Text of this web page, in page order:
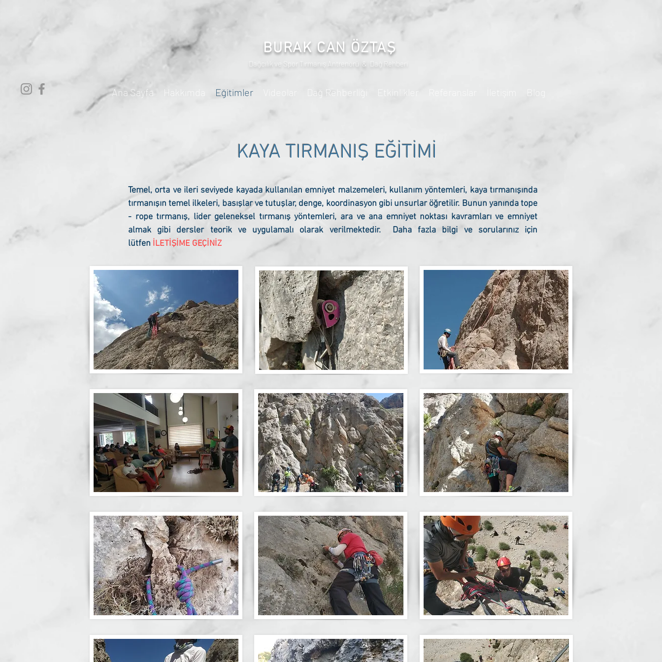
BURAK CAN ÖZTAŞ
Dağcılık ve Spor Tırmanış Antrenörü & Dağ Rehberi
Ana Sayfa Hakkımda Eğitimler Dağ Rehberliği Etkinlikler Blog
KAYA TIRMANIŞ EĞİTİMİ
Temel, orta ve ileri seviyede kayada kullanılan emniyet malzemeleri, kullanım yöntemleri, kaya tırmanışında
tırmanışın temel ilkeleri, basışlar ve tutuşlar, denge, koordinasyon gibi unsurlar öğretilir. Bunun yanında tope
- rope tırmanış, lider geleneksel tırmanış yöntemleri, ara ve ana emniyet noktası kavramları ve emniyet
almak gibi dersler teorik ve uygulamalı olarak verilmektedir. Daha fazla bilgi ve sorularınız için
lütfen İLETİŞİME GEÇİNİZ